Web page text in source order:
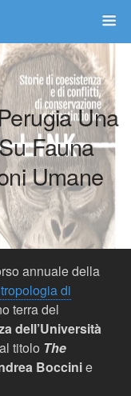
Una
Fauna
Umane
annuale della
di
terra del
dell’Università
titolo The
Boccinie